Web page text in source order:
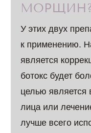
У этих двух
к применению.
является
ботокс будет
целью является
лица или
лучше всего